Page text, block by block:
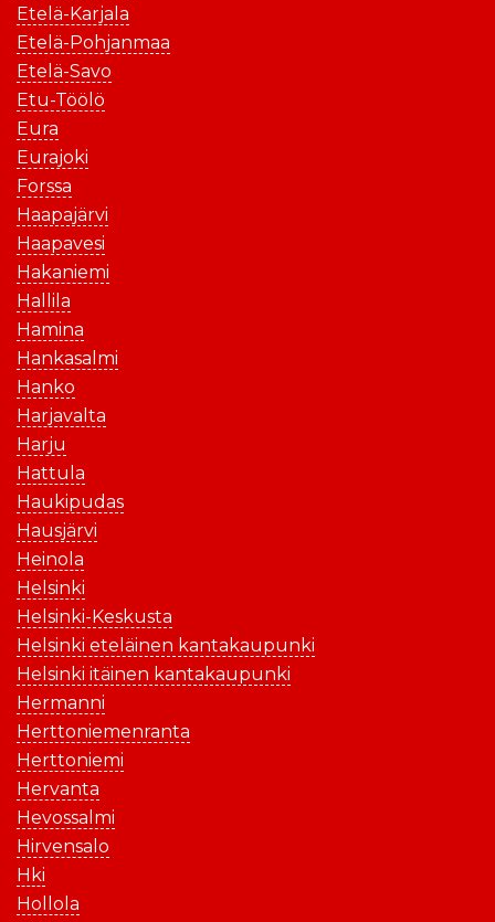
Etelä-Karjala
Etelä-Pohjanmaa
Etelä-Savo
Etu-Töölö
Eura
Eurajoki
Forssa
Haapajärvi
Haapavesi
Hakaniemi
Hallila
Hamina
Hankasalmi
Hanko
Harjavalta
Harju
Hattula
Haukipudas
Hausjärvi
Heinola
Helsinki
Helsinki-Keskusta
Helsinki eteläinen kantakaupunki
Helsinki itäinen kantakaupunki
Hermanni
Herttoniemenranta
Herttoniemi
Hervanta
Hevossalmi
Hirvensalo
Hki
Hollola